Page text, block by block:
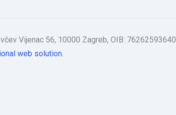
Vijenac 56, 10000 Zagreb, OIB: 76262593640
.